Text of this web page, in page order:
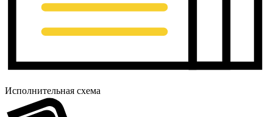
Исполнительная схема